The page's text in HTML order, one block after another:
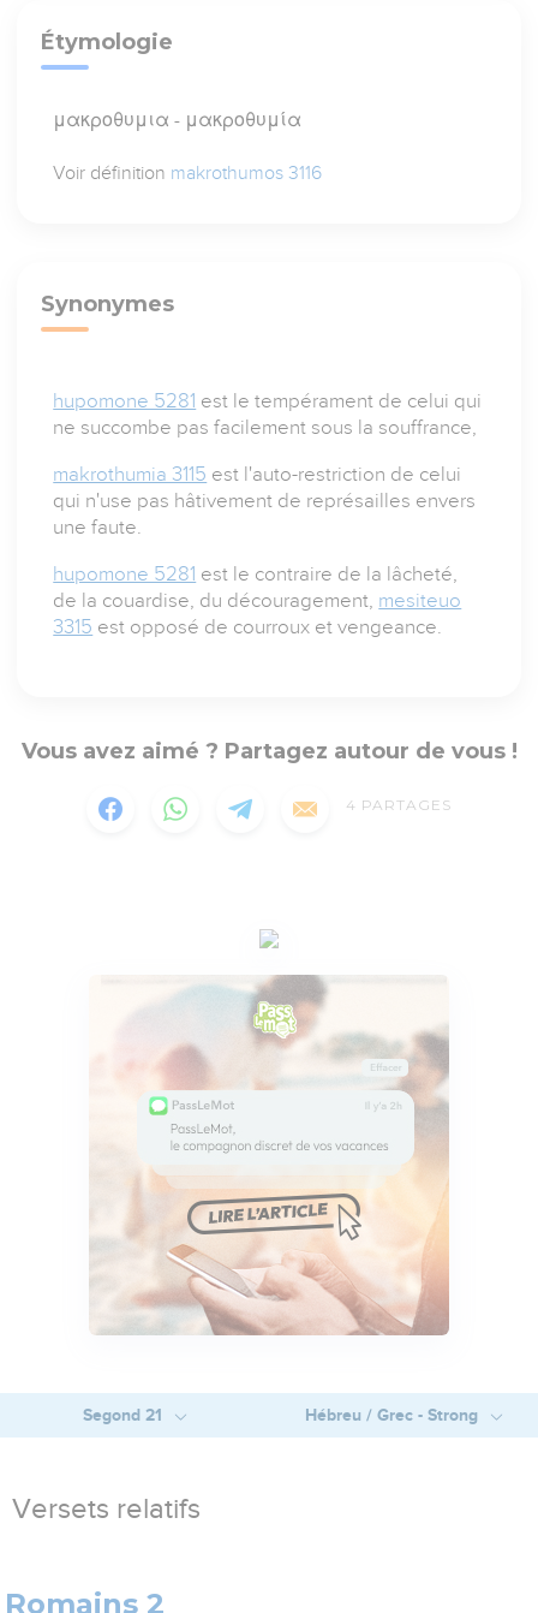
Étymologie
μακροθυμια - μακροθυμία
Voir définition makrothumos 3116
Synonymes
hupomone 5281 est le tempérament de celui qui
ne succombe pas facilement sous la souffrance,
makrothumia 3115 est l'auto-restriction de celui
qui n'use pas hâtivement de représailles envers
une faute.
hupomone 5281 est le contraire de la lâcheté,
de la couardise, du découragement, mesiteuo
3315 est opposé de courroux et vengeance.
Vous avez aimé ? Partagez autour de vous !
4 PARTAGES
Segond 21 Hébreu / Grec - Strong
Versets relatifs
Romains 2